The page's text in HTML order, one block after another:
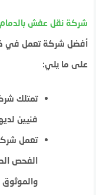
شركة نقل عفش بالدمام
أفضل شركة تعمل في
على ما يلي:
تمتلك
فنيين
تعمل
الفحص